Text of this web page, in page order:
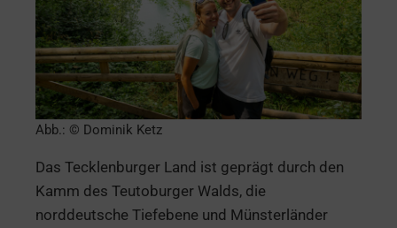
Abb.: © Dominik Ketz
Das Tecklenburger Land ist geprägt durch den
Kamm des Teutoburger Walds, die
norddeutsche Tiefebene und Münsterländer